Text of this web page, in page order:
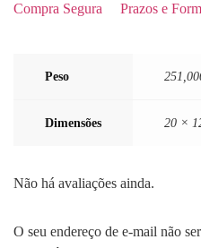
Compra Segura
Prazos e
Peso
Dimensões 20 ×
Não há avaliações ainda.
O seu endereço de e-mail não